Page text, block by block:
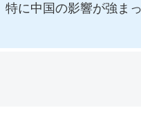
に中国の影響が強ま